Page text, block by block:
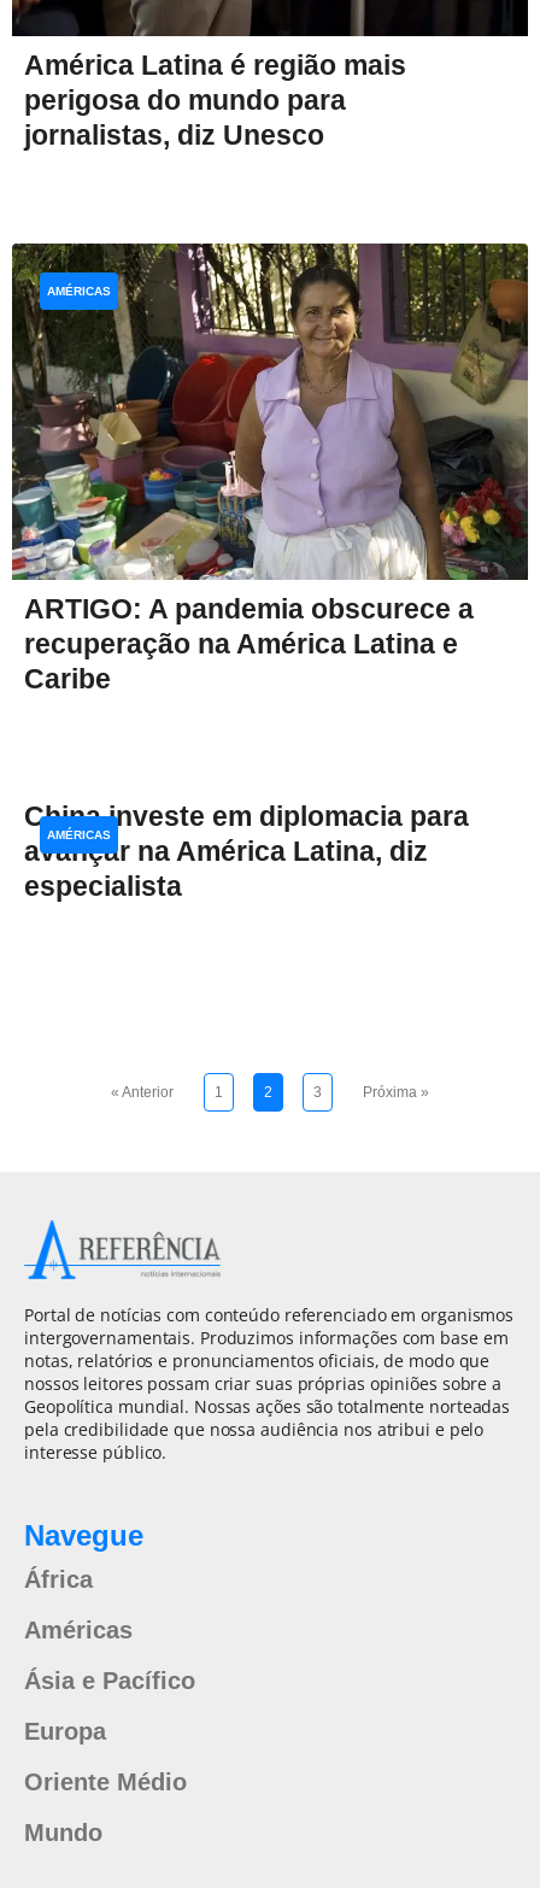
América Latina é região mais
perigosa do mundo para
jornalistas, diz Unesco
ARTIGO: A pandemia obscurece a
recuperação na América Latina e
Caribe
AMÉRICAS
China investe em diplomacia para
avançar na América Latina, diz
especialista
AMÉRICAS
« Anterior 1 2 3 Próxima »
Portal de notícias com conteúdo referenciado em organismos
intergovernamentais. Produzimos informações com base em
notas, relatórios e pronunciamentos oficiais, de modo que
nossos leitores possam criar suas próprias opiniões sobre a
Geopolítica mundial. Nossas ações são totalmente norteadas
pela credibilidade que nossa audiência nos atribui e pelo
interesse público.
Navegue
África
Américas
Ásia e Pacífico
Europa
Oriente Médio
Mundo